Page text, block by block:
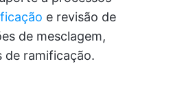
e revisão de
de mesclagem,
de ramificação.